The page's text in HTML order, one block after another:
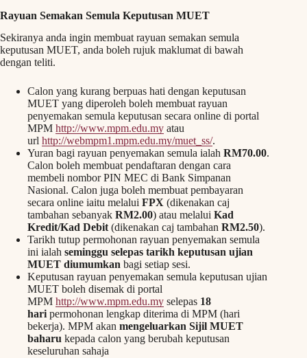
Rayuan Semakan Semula Keputusan MUET
Sekiranya anda ingin membuat rayuan semakan semula
keputusan MUET, anda boleh rujuk maklumat di bawah
dengan teliti.
Calon yang kurang berpuas hati dengan keputusan
MUET yang diperoleh boleh membuat rayuan
penyemakan semula keputusan secara online di portal
MPM http://www.mpm.edu.my atau
url http://webmpm1.mpm.edu.my/muet_ss/.
Yuran bagi rayuan penyemakan semula ialah RM70.00.
Calon boleh membuat pendaftaran dengan cara
membeli nombor PIN MEC di Bank Simpanan
Nasional. Calon juga boleh membuat pembayaran
secara online iaitu melalui FPX (dikenakan caj
tambahan sebanyak RM2.00) atau melalui Kad
Kredit/Kad Debit(dikenakan caj tambahan RM2.50).
Tarikh tutup permohonan rayuan penyemakan semula
ini ialah seminggu selepas tarikh keputusan ujian
MUET diumumkan bagi setiap sesi.
Keputusan rayuan penyemakan semula keputusan ujian
MUET boleh disemak di portal
MPM http://www.mpm.edu.my selepas 18
haripermohonan lengkap diterima di MPM (hari
bekerja). MPM akan mengeluarkan Sijil MUET
baharu kepada calon yang berubah keputusan
keseluruhan sahaja